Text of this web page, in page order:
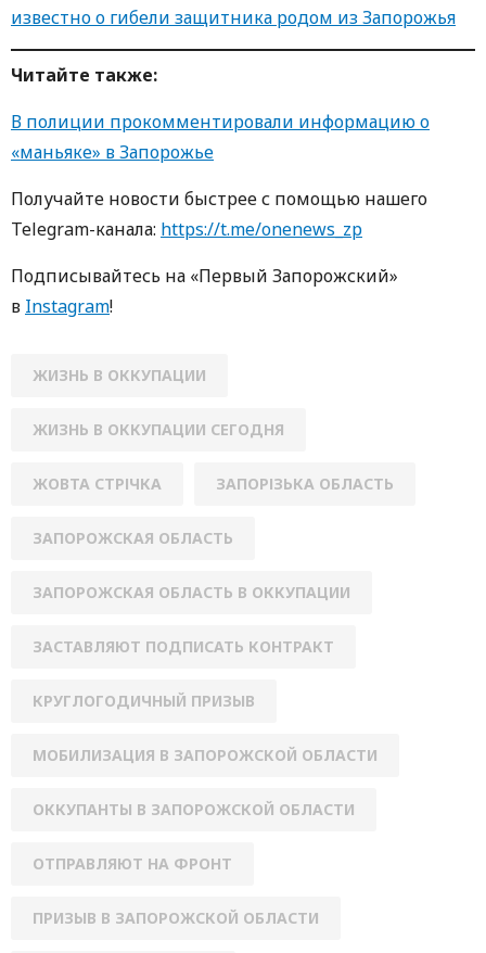
известно о гибели защитника родом из Запорожья
Читайте также:
В полиции прокомментировали информацию о
«маньяке» в Запорожье
Получайте новости быстрее с помощью нашего
Telegram-канала: https://t.me/onenews_zp
Подписывайтесь на «Первый Запорожский»
в Instagram!
ЖИЗНЬ В ОККУПАЦИИ
ЖИЗНЬ В ОККУПАЦИИ СЕГОДНЯ
ЖОВТА СТРІЧКА ЗАПОРІЗЬКА ОБЛАСТЬ
ЗАПОРОЖСКАЯ ОБЛАСТЬ
ЗАПОРОЖСКАЯ ОБЛАСТЬ В ОККУПАЦИИ
ЗАСТАВЛЯЮТ ПОДПИСАТЬ КОНТРАКТ
КРУГЛОГОДИЧНЫЙ ПРИЗЫВ
МОБИЛИЗАЦИЯ В ЗАПОРОЖСКОЙ ОБЛАСТИ
ОККУПАНТЫ В ЗАПОРОЖСКОЙ ОБЛАСТИ
ОТПРАВЛЯЮТ НА ФРОНТ
ПРИЗЫВ В ЗАПОРОЖСКОЙ ОБЛАСТИ